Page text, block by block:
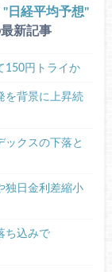
日経平均予想
新記事
150円トライか
を背景に上昇続
ックスの下落と
独日金利差縮小
ち込みで